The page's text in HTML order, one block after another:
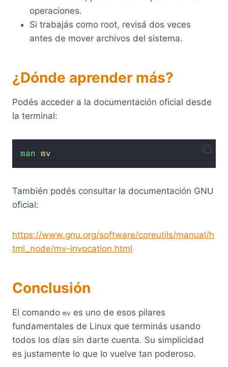
operaciones.
Si trabajás como root, revisá dos veces
antes de mover archivos del sistema.
¿Dónde aprender más?
Podés acceder a la documentación oficial desde
la terminal:
man mv
También podés consultar la documentación GNU
oficial:
https://www.gnu.org/software/coreutils/manual/h
tml_node/mv-invocation.html
Conclusión
El comando mv es uno de esos pilares
fundamentales de Linux que terminás usando
todos los días sin darte cuenta. Su simplicidad
es justamente lo que lo vuelve tan poderoso.